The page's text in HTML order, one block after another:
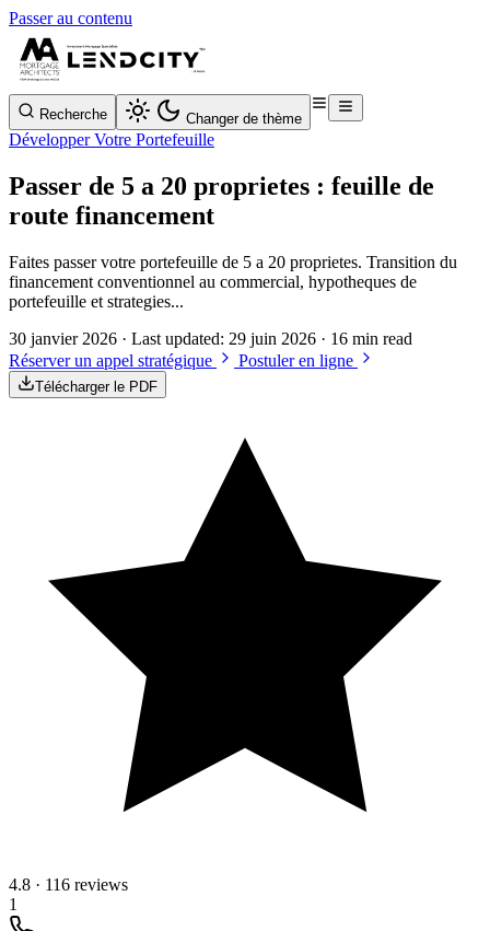
Passer au contenu
Recherche Changer de thème
Développer Votre Portefeuille
Passer de 5 a 20 proprietes : feuille de
route financement
Faites passer votre portefeuille de 5 a 20 proprietes. Transition du
financement conventionnel au commercial, hypotheques de
portefeuille et strategies...
30 janvier 2026 · Last updated: 29 juin 2026 · 16 min read
Réserver un appel stratégique
Postuler en ligne
Télécharger le PDF
4.8 · 116 reviews
1